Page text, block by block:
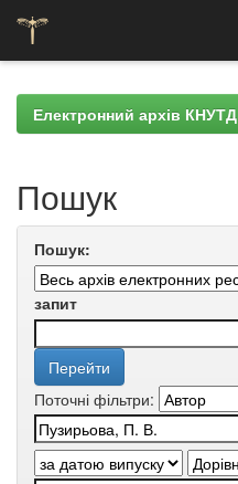
navigationЕлектронний архів КНУТД
Пошук
Пошук:
запит
Поточні фільтри: